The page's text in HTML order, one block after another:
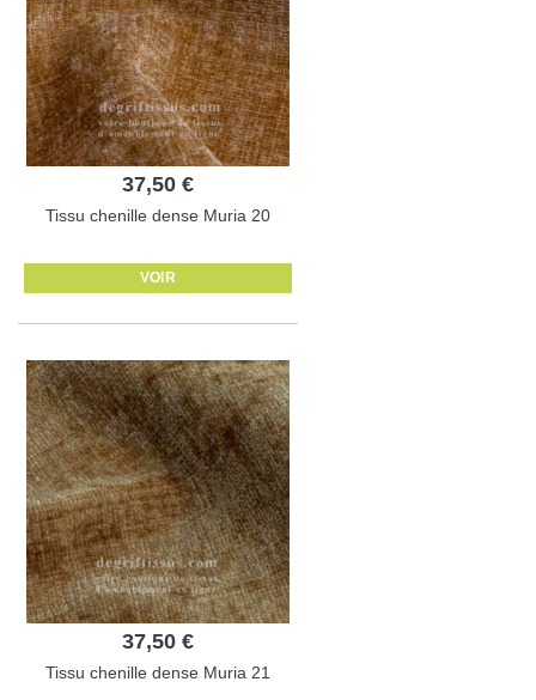
37,50 €
Tissu chenille dense Muria 20
VOIR
37,50 €
Tissu chenille dense Muria 21